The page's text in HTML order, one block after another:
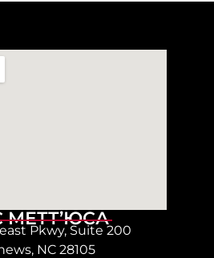
МЕТТ’ЮСА
Pkwy, Suite 200
NC 28105